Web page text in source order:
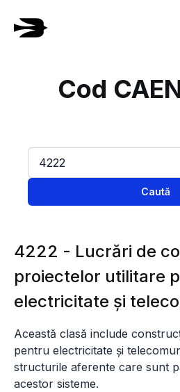
Cod
Caută
4222 - Lucrări de
proiectelor utilitare
electricitate şi
Această clasă include
pentru electricitate și
structurile aferente care sunt
acestor sisteme.